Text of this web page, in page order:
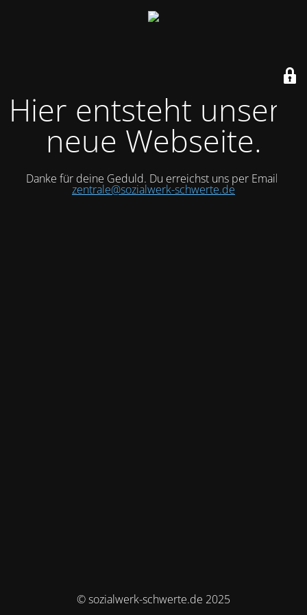
Hier entsteht unsere
neue Webseite.
Danke für deine Geduld. Du erreichst uns per Email:
zentrale@sozialwerk-schwerte.de
© sozialwerk-schwerte.de 2025